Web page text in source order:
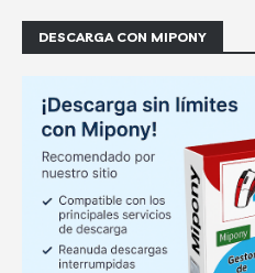
DESCARGA CON MIPONY